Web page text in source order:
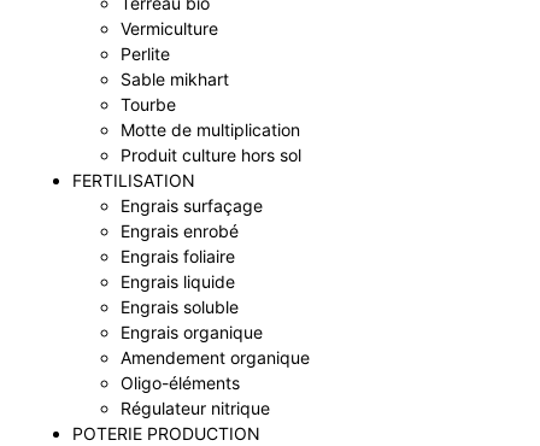
Vermiculture
Perlite
Sable mikhart
Tourbe
Motte de multiplication
Produit culture hors sol
FERTILISATION
Engrais surfaçage
Engrais enrobé
Engrais foliaire
Engrais liquide
Engrais soluble
Engrais organique
Amendement organique
Oligo-éléments
Régulateur nitrique
POTERIE PRODUCTION